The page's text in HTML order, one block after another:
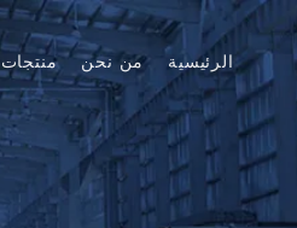
الرئيسية من نحن منتجات